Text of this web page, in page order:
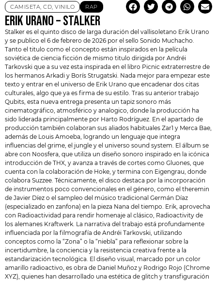
CAMISETA CD VINILO RAP
ERIK URANO – STALKER
Stalker es el quinto disco de larga duración del vallisoletano Erik Urano
y se publico el 6 de febrero de 2026 por el sello Sonido Muchacho.
Tanto el titulo como el concepto están inspirados en la película
soviética de ciencia ficción de mismo titulo dirigida por Andréi
Tarkovski que a su vez esta inspirada en el libro Picnic extraterrestre de
los hermanos Arkadi y Borís Strugatski. Nada mejor para empezar este
texto y entrar en el universo de Erik Urano que encadenar dos citas
culturales, algo que ya es firma de su estilo. Tras su anterior trabajo
Qubits, esta nueva entrega presenta un tapiz sonoro más
cinematográfico, atmosférico y analogico, donde la producción ha
sido liderada principalmente por Harto Rodríguez. En el apartado de
producción también colaboran sus aliados habituales Zar1 y Merca Bae,
además de Louis Amoeba, logrando un lenguaje que integra
influencias del grime, el jungle y el universo sound system. El álbum se
abre con Noosfera, que utiliza un diseño sonoro inspirado en la icónica
introducción de THX, y avanza a través de cortes como Gluones, que
cuenta con la colaboración de Hoke, y termina con Eigengrau, donde
colabora Suzzee. Técnicamente, el disco destaca por la incorporación
de instrumentos poco convencionales en el género, como el theremin
de Javier Díez o el sampleo del músico tradicional Germán Díaz
(especializado en zanfona) en la pieza Nana del tiempo. Erik, aprovecha
con Radioactividad para rendir homenaje al clásico, Radioactivity de
los alemanes Kraftwerk. La narrativa del trabajo está profundamente
influenciada por la filmografía de Andréi Tarkovski, utilizando
conceptos como la “Zona” o la “niebla” para reflexionar sobre la
incertidumbre, la conciencia y la resistencia creativa frente a la
estandarización tecnológica. El diseño visual, marcado por un color
amarillo radioactivo, es obra de Daniel Muñoz y Rodrigo Rojo (Chrome
XYZ), quienes han desarrollado una estética de glitch y transfiguración